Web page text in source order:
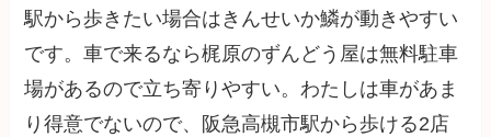
駅から歩きたい場合はきんせいか鱗が動きやすい
です。車で来るなら梶原のずんどう屋は無料駐車
場があるので立ち寄りやすい。わたしは車があま
り得意でないので、阪急高槻市駅から歩ける2店